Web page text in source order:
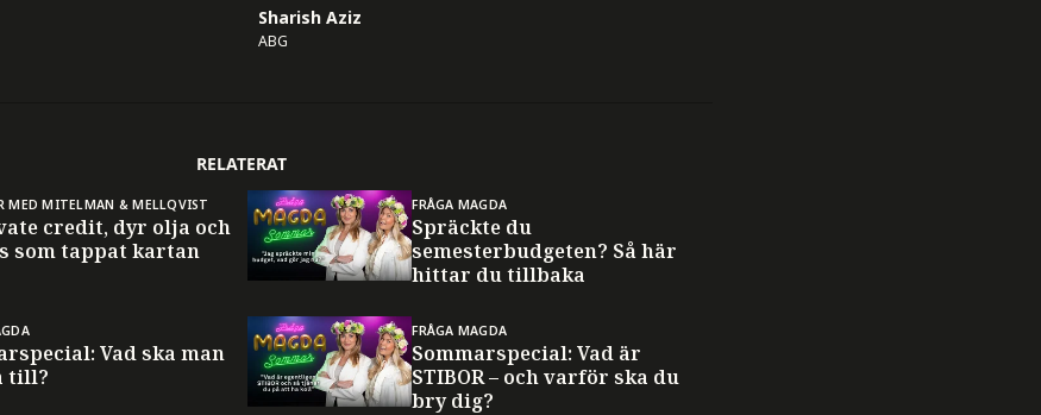
Sharish Aziz
ABG
RELATERAT
MED MITELMAN & MELLQVIST
credit, dyr olja och
som tappat kartan
FRÅGA MAGDA
Spräckte du
semesterbudgeten? Så här
hittar du tillbaka
Vad ska man
till?
FRÅGA MAGDA
Sommarspecial: Vad är
STIBOR – och varför ska du
bry dig?